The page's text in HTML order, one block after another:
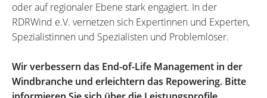
oder auf regionaler Ebene stark engagiert. In der
RDRWind e.V. vernetzen sich Expertinnen und Experten,
Spezialistinnen und Spezialisten und Problemlöser.
Wir verbessern das End-of-Life Management in der
Windbranche und erleichtern das Repowering. Bitte